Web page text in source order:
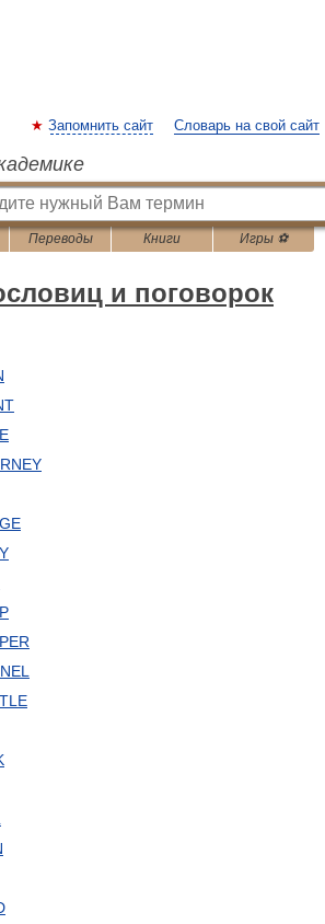
Запомнить сайт Словарь на свой сайт
Переводы Книги Игры ⚽
и поговорок